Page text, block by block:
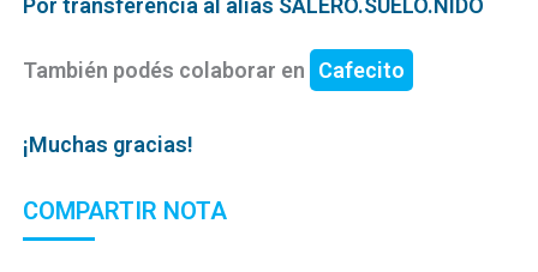
También podés colaborar en Cafecito
¡Muchas gracias!
COMPARTIR NOTA